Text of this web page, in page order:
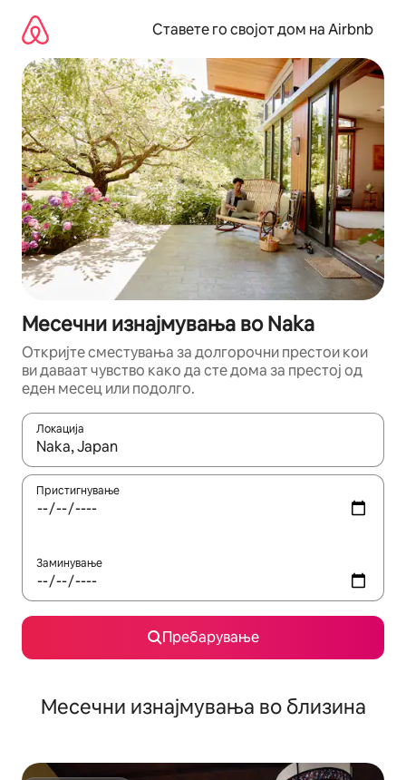
содржина
Ставете го својот дом на Airbnb
Месечни изнајмувања во Naka
Откријте сместувања за долгорочни престои кои
ви даваат чувство како да сте дома за престој од
еден месец или подолго.
Локација
Кога резултатите се достапни, движете се со копчињата
Пристигнување
Заминување
Пребарување
Месечни изнајмувања во близина